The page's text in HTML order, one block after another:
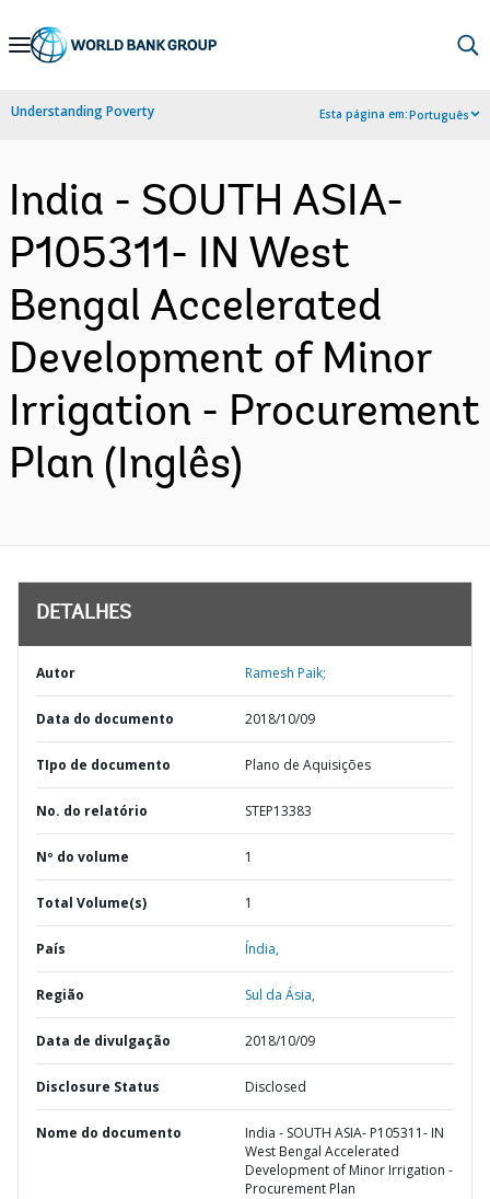
Skip
Navigation
Understanding Poverty Esta página em:Português
India - SOUTH ASIA-
P105311- IN West
Bengal Accelerated
Development of Minor
Irrigation - Procurement
Plan (Inglês)
DETALHES
Autor Ramesh Paik;
Data do documento 2018/10/09
TIpo de documento Plano de Aquisições
No. do relatório STEP13383
Nº do volume 1
Total Volume(s) 1
País Índia,
Região Sul da Ásia,
Data de divulgação 2018/10/09
Disclosure Status Disclosed
Nome do documento
India - SOUTH ASIA- P105311- IN
West Bengal Accelerated
Development of Minor Irrigation -
Procurement Plan